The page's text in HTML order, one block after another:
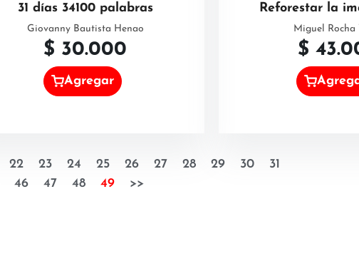
31 días 34100 palabras
Giovanny Bautista Henao
$ 30.000
Agregar
Reforestar la
Miguel Rocha
$
22 23 24 25 26 27 28 29 30
31
46 47 48 49 >>